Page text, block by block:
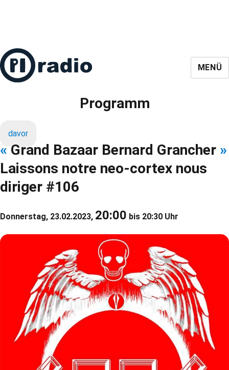
MENÜ
Programm
davor
« Grand Bazaar Bernard Grancher »
Laissons notre neo-cortex nous
diriger #106
Donnerstag, 23.02.2023, 20:00 bis 20:30 Uhr